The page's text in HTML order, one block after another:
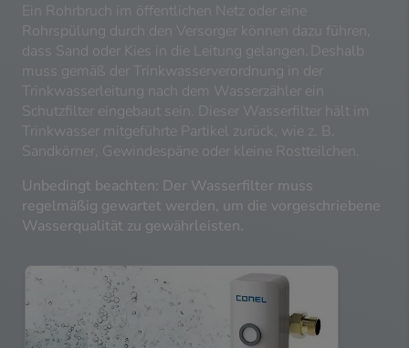
Ein Rohrbruch im öffentlichen Netz oder eine
Rohrspülung durch den Versorger können dazu führen,
dass Sand oder Kies in die Leitung gelangen. Deshalb
muss gemäß der Trinkwasserverordnung in der
Trinkwasserleitung nach dem Wasserzähler ein
Schutzfilter eingebaut sein. Dieser Wasserfilter hält im
Trinkwasser mitgeführte Partikel zurück, wie z. B.
Sandkörner, Gewindespäne oder kleine Rostteilchen.
Unbedingt beachten: Der Wasserfilter muss
regelmäßig gewartet werden, um die vorgeschriebene
Wasserqualität zu gewährleisten.